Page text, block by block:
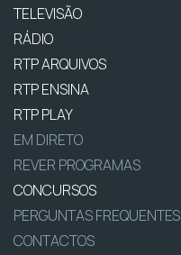
TELEVISÃO
RÁDIO
RTP ARQUIVOS
RTP ENSINA
RTP PLAY
EM DIRETO
REVER PROGRAMAS
CONCURSOS
PERGUNTAS FREQUENTES
CONTACTOS